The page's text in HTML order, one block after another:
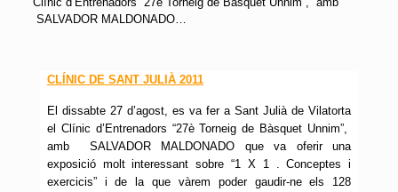
SALVADOR MALDONADO…
CLÍNIC DE SANT JULIÀ 2011
El dissabte 27 d’agost, es va fer a Sant Julià de Vilatorta
el Clínic d’Entrenadors “27è Torneig de Bàsquet Unnim”,
amb SALVADOR MALDONADO que va oferir una
exposició molt interessant sobre “1 X 1 . Conceptes i
exercicis” i de la que vàrem poder gaudir-ne els 128